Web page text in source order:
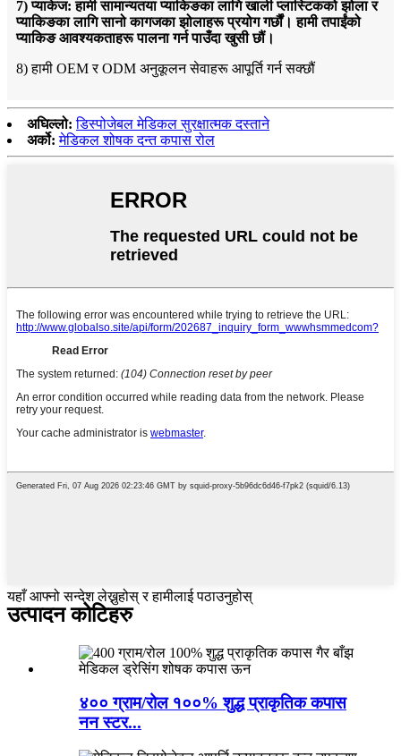
7) प्याकेज: हामी सामान्यतया प्याकिङका लागि खाली प्लास्टिकको झोला र
प्याकिङका लागि सानो कागजका झोलाहरू प्रयोग गर्छौं। हामी तपाईंको
प्याकिङ आवश्यकताहरू पालना गर्न पाउँदा खुसी छौं।
8) हामी OEM र ODM अनुकूलन सेवाहरू आपूर्ति गर्न सक्छौं
अघिल्लो: डिस्पोजेबल मेडिकल सुरक्षात्मक दस्ताने
अर्को: मेडिकल शोषक दन्त कपास रोल
यहाँ आफ्नो सन्देश लेख्नुहोस् र हामीलाई पठाउनुहोस्
उत्पादन कोटिहरु
४०० ग्राम/रोल १००% शुद्ध प्राकृतिक कपास
नन स्टर...